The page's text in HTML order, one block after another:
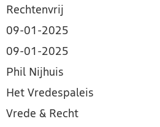
Rechtenvrij
09-01-2025
09-01-2025
Phil Nijhuis
Het Vredespaleis
Vrede & Recht